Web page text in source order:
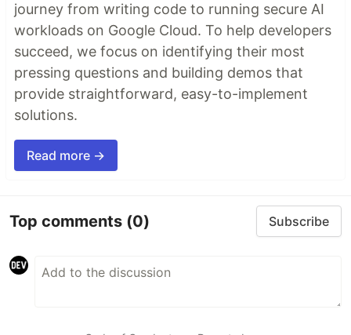
journey from writing code to running secure AI
workloads on Google Cloud. To help developers
succeed, we focus on identifying their most
pressing questions and building demos that
provide straightforward, easy-to-implement
solutions.
Read more →
Top comments (0) Subscribe